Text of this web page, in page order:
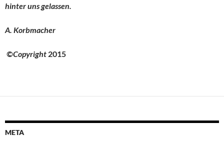
hinter uns gelassen.
A. Korbmacher
©Copyright 2015
META